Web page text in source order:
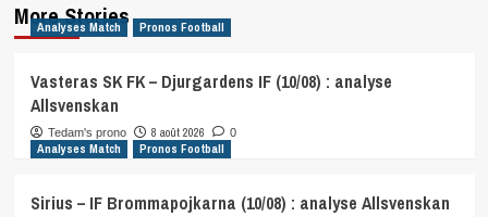
More Stories
Analyses Match Pronos Football
Vasteras SK FK – Djurgardens IF (10/08) : analyse
Allsvenskan
Tedam's prono 8 août 2026 0
Analyses Match Pronos Football
Sirius – IF Brommapojkarna (10/08) : analyse Allsvenskan